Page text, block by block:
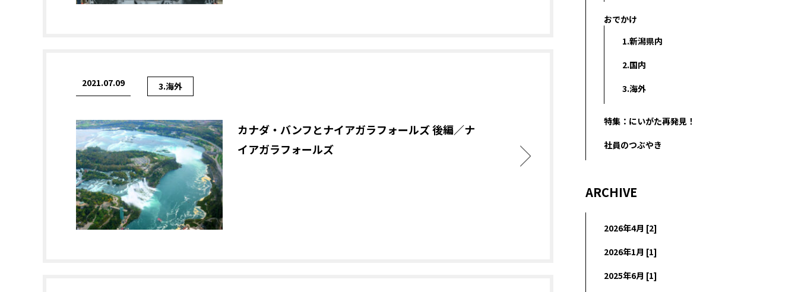
2021.07.09 3.海外
カナダ・バンフとナイアガラフォールズ 後編／ナ
イアガラフォールズ
おでかけ
1.新潟県内
2.国内
3.海外
特集：にいがた再発見！
社員のつぶやき
ARCHIVE
2026年4月 [2]
2026年1月 [1]
2025年6月 [1]